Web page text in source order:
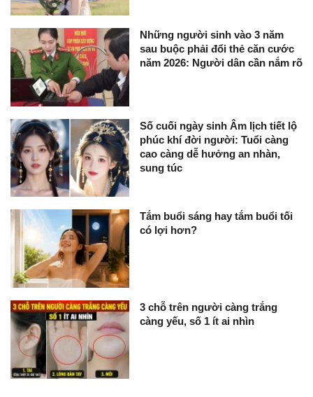
Những người sinh vào 3 năm
sau buộc phải đổi thẻ căn cước
năm 2026: Người dân cần nắm rõ
Số cuối ngày sinh Âm lịch tiết lộ
phúc khí đời người: Tuổi càng
cao càng dễ hưởng an nhàn,
sung túc
Tắm buổi sáng hay tắm buổi tối
có lợi hơn?
3 chỗ trên người càng trắng
càng yếu, số 1 ít ai nhìn